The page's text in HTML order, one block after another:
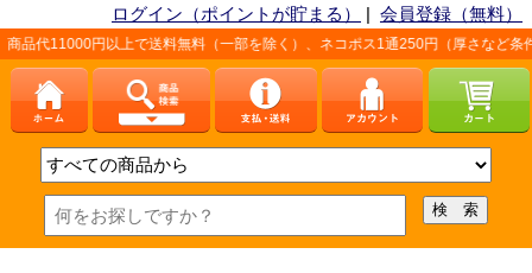
ログイン（ポイントが貯まる） | 会員登録（無料）
料無料（一部を除く）、ネコポス1通250円（厚さなど条件あり）。詳しくは、